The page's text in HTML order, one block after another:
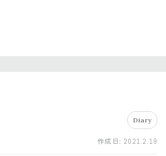
Diary
作成日:2021.2.19